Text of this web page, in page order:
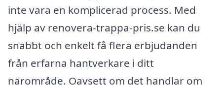
inte vara en komplicerad process. Med
hjälp av renovera-trappa-pris.se kan du
snabbt och enkelt få flera erbjudanden
från erfarna hantverkare i ditt
närområde. Oavsett om det handlar om